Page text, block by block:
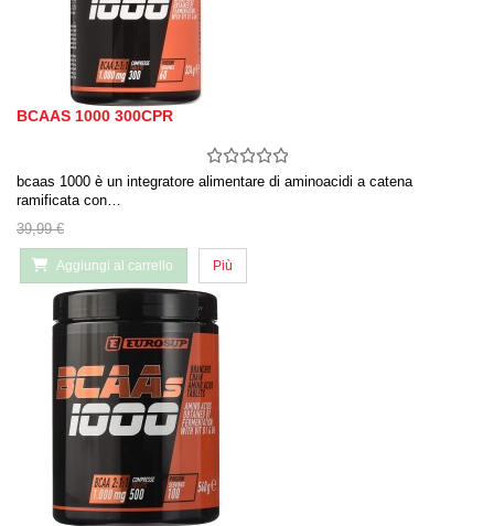
BCAAS 1000 300CPR
bcaas 1000 è un integratore alimentare di aminoacidi a catena
ramificata con…
39,99 €
Aggiungi al carrello Più